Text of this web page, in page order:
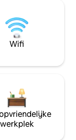
Wifi
werkplek